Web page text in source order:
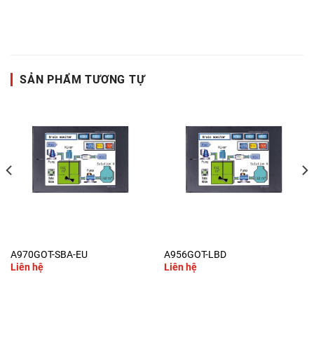
SẢN PHẨM TƯƠNG TỰ
A970GOT-SBA-EU
Liên hệ
A956GOT-LBD
Liên hệ